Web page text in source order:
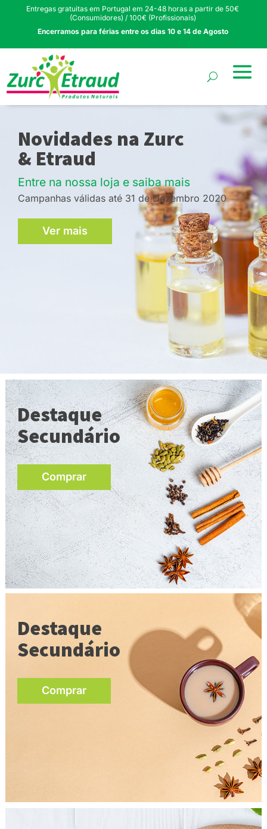
Entregas gratuitas em Portugal em 24-48 horas a partir de 50€
(Consumidores) / 100€ (Profissionais)
Encerramos para férias entre os dias 10 e 14 de Agosto
Novidades na Zurc
& Etraud
Entre na nossa loja e saiba mais
Campanhas válidas até 31 de Dezembro 2020
Ver mais
Destaque
Secundário
Comprar
Destaque
Secundário
Comprar